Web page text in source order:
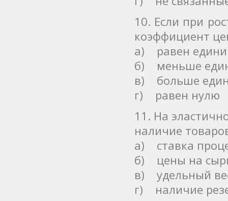
10. Если при
коэффициент
а) равен
б) меньше
в) больше
г) равен нулю
11. На
наличие
а) ставка
б) цены на
в) удельный
г) наличие